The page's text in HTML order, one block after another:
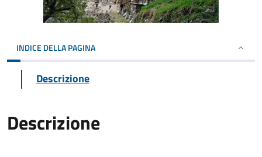
INDICE DELLA PAGINA
Descrizione
Descrizione